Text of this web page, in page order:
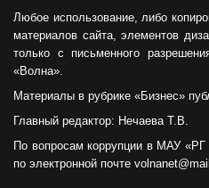
Любое использование, либо
материалов сайта, элементов
только с письменного
«Волна».
Материалы в рубрике «Бизнес»
Главный редактор: Нечаева Т.В.
По вопросам коррупции в МАУ
по электронной почте